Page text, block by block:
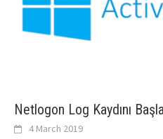
Netlogon Log Kaydını
4 March 2019